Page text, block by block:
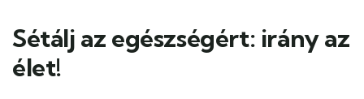
Sétálj az egészségért: irány az
élet!